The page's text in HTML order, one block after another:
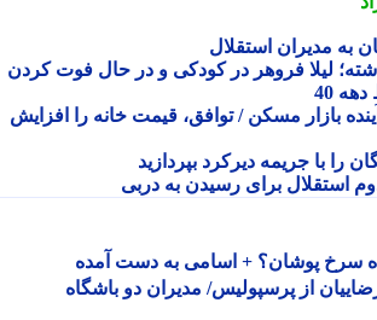
مدیران استقلال
فروهر در کودکی و در حال فوت کردن
بازار مسکن / توافق، قیمت خانه را افزایش
با جریمه دیرکرد بپردازید
برای رسیدن به دربی
از پرسپولیس/ مدیران دو باشگاه